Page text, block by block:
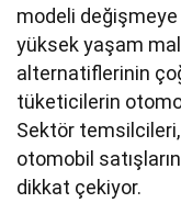
modeli değişmeye
yüksek yaşam
alternatiflerinin
tüketicilerin
Sektör
otomobil
dikkat çekiyor.